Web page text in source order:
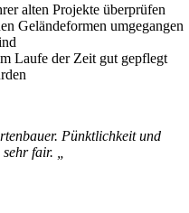
alten Projekte überprüfen
Geländeformen umgegangen
Laufe der Zeit gut gepflegt
Pünktlichkeit und
fair. „